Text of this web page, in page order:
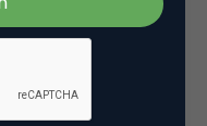
en weinig